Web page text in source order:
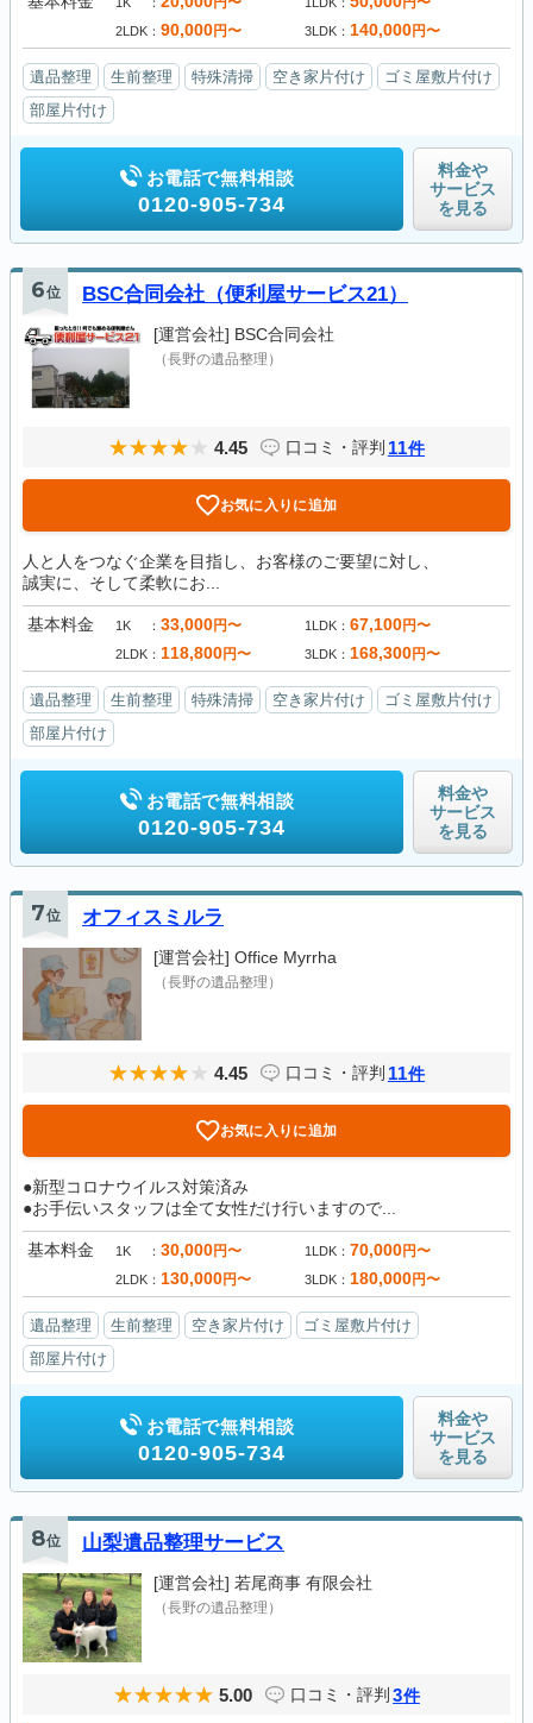
2LDK 90,000円〜 3LDK 140,000円〜
遺品整理 生前整理 特殊清掃 空き家片付け
ゴミ屋敷片付け
部屋片付け
お電話で無料相談
0120-905-734
料金や
サービス
を見る
6位 BSC合同会社（便利屋サービス21）
[運営会社] BSC合同会社
（長野の遺品整理）
4.45 口コミ・評判 11件
お気に入りに追加
人と人をつなぐ企業を目指し、お客様のご要望に対し、
誠実に、そして柔軟にお...
基本料金 1K 33,000円〜 1LDK 67,100円〜
2LDK 118,800円〜 3LDK 168,300円〜
遺品整理 生前整理 特殊清掃 空き家片付け
ゴミ屋敷片付け
部屋片付け
お電話で無料相談
0120-905-734
料金や
サービス
を見る
7位 オフィスミルラ
[運営会社] Office Myrrha
（長野の遺品整理）
4.45 口コミ・評判 11件
お気に入りに追加
●新型コロナウイルス対策済み
●お手伝いスタッフは全て女性だけ行いますので...
基本料金 1K 30,000円〜 1LDK 70,000円〜
2LDK 130,000円〜 3LDK 180,000円〜
遺品整理 生前整理 空き家片付け
ゴミ屋敷片付け
部屋片付け
お電話で無料相談
0120-905-734
料金や
サービス
を見る
8位 山梨遺品整理サービス
[運営会社] 若尾商事 有限会社
（長野の遺品整理）
5.00 口コミ・評判 3件